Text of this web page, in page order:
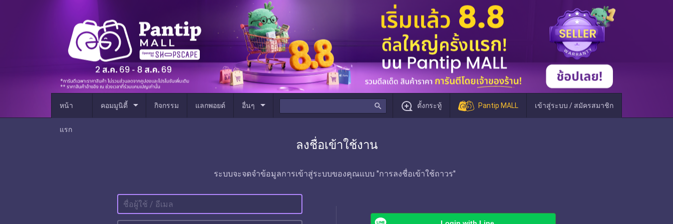
หน้า
แรก
คอมมูนิตี้ arrow_drop_down กิจกรรม แลกพอยต์ อื่นๆ arrow_drop_down search ตั้งกระทู้ Pantip MALL เข้าสู่ระบบ / สมัครสมาชิก
ลงชื่อเข้าใช้งาน
ระบบจะจดจำข้อมูลการเข้าสู่ระบบของคุณแบบ "การลงชื่อเข้าใช้ถาวร"